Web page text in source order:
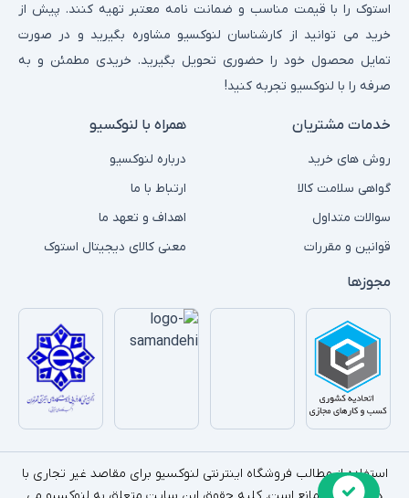
استوک را با قیمت مناسب و ضمانت نامه معتبر تهیه کنند. پیش از
خرید می توانید از کارشناسان لنوکسیو مشاوره بگیرید و در صورت
تمایل محصول خود را حضوری تحویل بگیرید. خریدی مطمئن و به
صرفه را با لنوکسیو تجربه کنید!
خدمات مشتریان
روش های خرید
گواهی سلامت کالا
سوالات متداول
قوانین و مقررات
همراه با لنوکسیو
درباره لنوکسیو
ارتباط با ما
اهداف و تعهد ما
معنی کالای دیجیتال استوک
مجوزها
استفاده از مطالب فروشگاه اینترنتی لنوکسیو برای مقاصد غیر تجاری با